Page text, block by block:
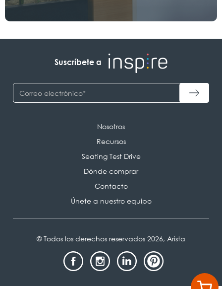
Suscríbete a
Nosotros
Recursos
Seating Test Drive
Dónde comprar
Contacto
Únete a nuestro equipo
© Todos los derechos reservados 2026, Arista